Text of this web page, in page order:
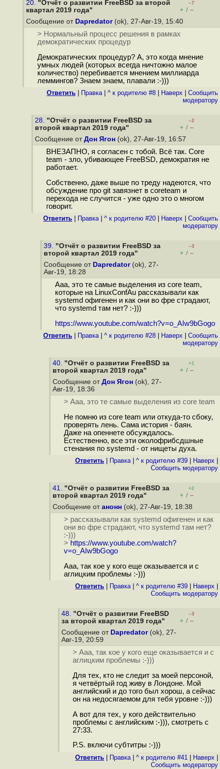
20. "Отчёт о развитии FreeBSD за второй
квартал 2019 года"
–7
+ / –
Сообщение от Dapredator(ok), 27-Авг-19, 15:40
> Нормальный процесс решения в рамках
демократических процедур
Демократических процедур? А, это когда мнение
умных людей (которых всегда ничтожно малое
количество) перебивается мнением миллиарда
леммингов? Знаем знаем, плавали :-)))
Ответить Правка| ^ к родителю #8 Наверх
Cообщить
модератору
28. "Отчёт о развитии FreeBSD за
второй квартал 2019 года"
–2
+ / –
Сообщение от Дон Ягон (ok), 27-Авг-19, 16:57
ВНЕЗАПНО, я согласен с тобой. Всё так. Core
team - зло, убивающее FreeBSD, демократия не
работает.
Собственно, даже выше по треду надеются, что
обсуждение про git завязнет в coreteam и
перехода не случится - уже одно это о многом
говорит.
Ответить Правка| ^ к родителю #20 Наверх
Cообщить
модератору
39. "Отчёт о развитии FreeBSD за
второй квартал 2019 года"
–3
+ / –
Сообщение от Dapredator(ok), 27-
Авг-19, 18:28
Ааа, это те самые выделения из core team,
которые на LinuxConfAu рассказывали как
systemd офигенен и как они во фре страдают,
что systemd там нет? :-)))
https://www.youtube.com/watch?v=o_AIw9bGogo
Ответить Правка| ^ к родителю #28 Наверх
Cообщить
модератору
40. "Отчёт о развитии FreeBSD за
второй квартал 2019 года"
+1
+ / –
Сообщение от Дон Ягон (ok), 27-
Авг-19, 18:36
> Ааа, это те самые выделения из core team
Не помню из core team или откуда-то сбоку,
проверять лень. Сама история - баян.
Даже на опеннете обсуждалось.
Естественно, все эти околофрибсдшные
стенания по systemd - от нищеты духа.
Ответить Правка| ^ к родителю #39 Наверх
Cообщить модератору
41. "Отчёт о развитии FreeBSD за
второй квартал 2019 года"
+2
+ / –
Сообщение от анонн (ok), 27-Авг-19, 18:38
> рассказывали как systemd офигенен и как
они во фре страдают, что systemd там нет?
:-)))
> https://www.youtube.com/watch?
v=o_AIw9bGogo
Ааа, так кое у кого еще оказывается и с
аглицким проблемы :-)))
Ответить Правка| ^ к родителю #39 Наверх
Cообщить модератору
48. "Отчёт о развитии FreeBSD
за второй квартал 2019 года"
–3
+ / –
Сообщение от Dapredator(ok), 27-
Авг-19, 20:59
> Ааа, так кое у кого еще оказывается и с
аглицким проблемы :-)))
Для тех, кто не следит за моей персоной,
я четвёртый год живу в Лондоне. Мой
английский и до того был хорош, а сейчас
он на недосягаемом для тебя уровне :-)))
А вот для тех, у кого действительно
проблемы с английским :-))), смотреть с
27:33.
P.S. включи субтитры :-)))
Ответить Правка| ^ к родителю #41 Наверх
Cообщить модератору